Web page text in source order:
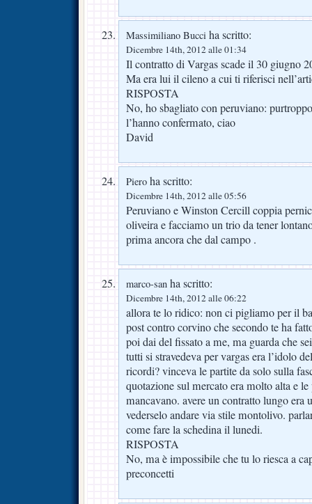
Massimiliano Bucci ha scritto:
Dicembre 14th, 2012 alle 01:34
Il contratto di Vargas scade il 30 giugno
Ma era lui il cileno a cui ti riferisci
RISPOSTA
No, ho sbagliato con peruviano:
l’hanno confermato, ciao
David
Piero ha scritto:
Dicembre 14th, 2012 alle 05:56
Peruviano e Winston Cercill coppia
oliveira e facciamo un trio da tener
prima ancora che dal campo .
marco-san ha scritto:
Dicembre 14th, 2012 alle 06:22
allora te lo ridico: non ci pigliamo per il
post contro corvino che secondo te ha
poi dai del fissato a me, ma guarda che
tutti si stravedeva per vargas era l’idolo
ricordi? vinceva le partite da solo sulla
quotazione sul mercato era molto alta e
mancavano. avere un contratto lungo era
vederselo andare via stile montolivo.
come fare la schedina il lunedi.
RISPOSTA
No, ma è impossibile che tu lo riesca a
preconcetti